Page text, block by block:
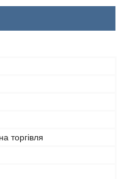
торгівля